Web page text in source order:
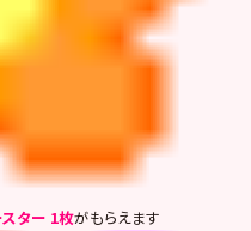
ター 1枚がもらえます